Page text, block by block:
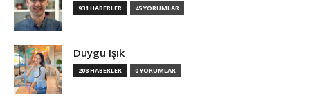
931 HABERLER 45 YORUMLAR
Duygu Işık
208 HABERLER 0 YORUMLAR